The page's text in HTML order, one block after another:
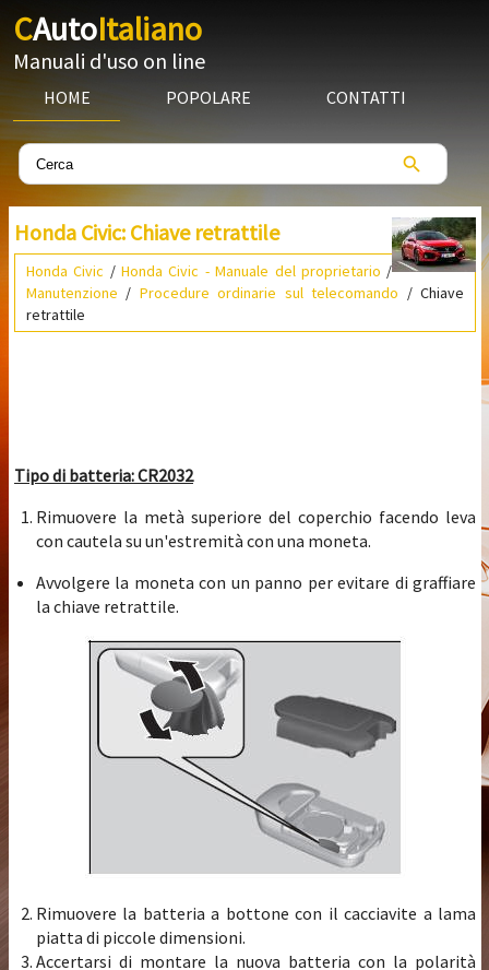
CAutoItaliano
Manuali d'uso on line
HOME POPOLARE CONTATTI
Honda Civic: Chiave retrattile
Honda Civic /Honda Civic - Manuale del proprietario /
Manutenzione / Procedure ordinarie sul telecomando / Chiave
retrattile
Tipo di batteria: CR2032
Rimuovere la metà superiore del coperchio facendo leva
con cautela su un'estremità con una moneta.
Avvolgere la moneta con un panno per evitare di graffiare
la chiave retrattile.
Rimuovere la batteria a bottone con il cacciavite a lama
piatta di piccole dimensioni.
Accertarsi di montare la nuova batteria con la polarità